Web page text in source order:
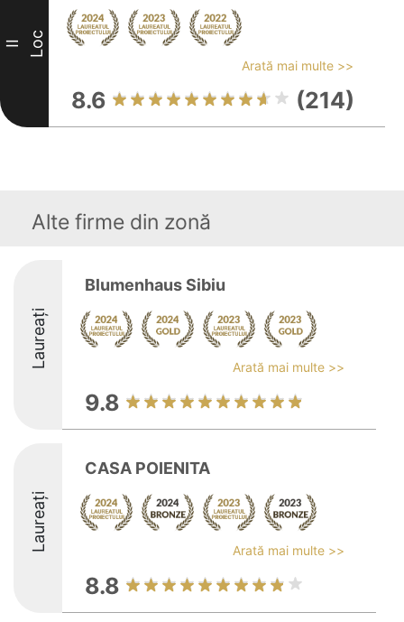
II Loc
Arată mai multe >>
8.6 (214)
Alte firme din zonă
Laureați
Blumenhaus Sibiu
Arată mai multe >>
9.8
Laureați
CASA POIENITA
Arată mai multe >>
8.8